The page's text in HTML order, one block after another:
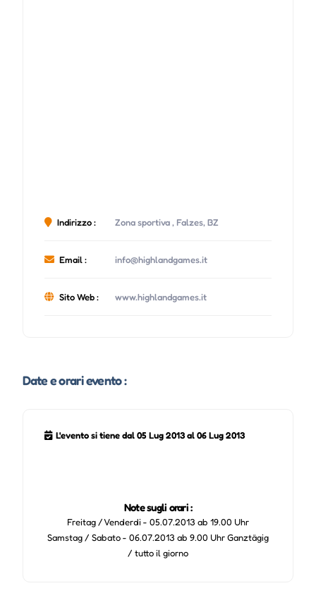
Indirizzo : Zona sportiva , Falzes, BZ
Email : info@highlandgames.it
Sito Web : www.highlandgames.it
Date e orari evento :
L'evento si tiene dal 05 Lug 2013 al 06 Lug 2013
Note sugli orari :
Freitag / Venderdi - 05.07.2013 ab 19.00 Uhr
Samstag / Sabato - 06.07.2013 ab 9.00 Uhr Ganztägig
/ tutto il giorno